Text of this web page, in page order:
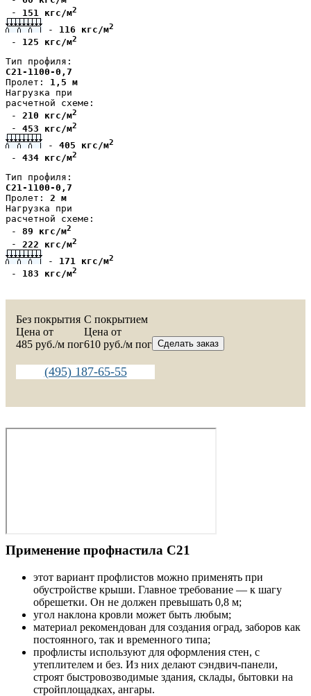
- 151 кгс/м2
- 116 кгс/м2
- 125 кгс/м2
Тип профиля:
С21-1100-0,7
Пролет: 1,5 м
Нагрузка при
расчетной схеме:
- 210 кгс/м2
- 453 кгс/м2
- 405 кгс/м2
- 434 кгс/м2
Тип профиля:
С21-1100-0,7
Пролет: 2 м
Нагрузка при
расчетной схеме:
- 89 кгс/м2
- 222 кгс/м2
- 171 кгс/м2
- 183 кгс/м2
Без покрытия
Цена от
485 руб./м пог
C покрытием
Цена от
610 руб./м пог Сделать заказ
(495) 187-65-55
Применение профнастила С21
этот вариант профлистов можно применять при
обустройстве крыши. Главное требование — к шагу
обрешетки. Он не должен превышать 0,8 м;
угол наклона кровли может быть любым;
материал рекомендован для создания оград, заборов как
постоянного, так и временного типа;
профлисты используют для оформления стен, с
утеплителем и без. Из них делают сэндвич-панели,
строят быстровозводимые здания, склады, бытовки на
стройплощадках, ангары.